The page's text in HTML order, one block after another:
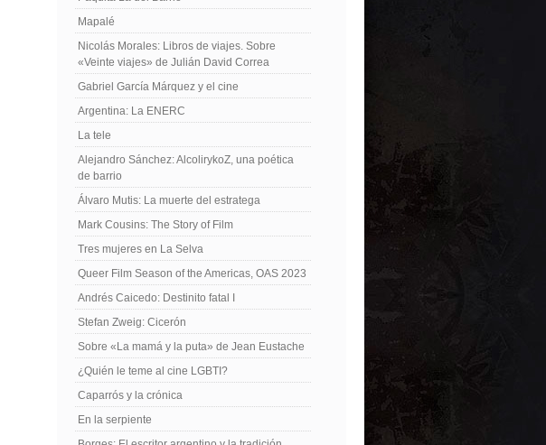
Mapalé
Nicolás Morales: Libros de viajes. Sobre
«Veinte viajes» de Julián David Correa
Gabriel García Márquez y el cine
Argentina: La ENERC
La tele
Alejandro Sánchez: AlcolirykoZ, una poética
de barrio
Álvaro Mutis: La muerte del estratega
Mark Cousins: The Story of Film
Tres mujeres en La Selva
Queer Film Season of the Americas, OAS 2023
Andrés Caicedo: Destinito fatal I
Stefan Zweig: Cicerón
Sobre «La mamá y la puta» de Jean Eustache
¿Quién le teme al cine LGBTI?
Caparrós y la crónica
En la serpiente